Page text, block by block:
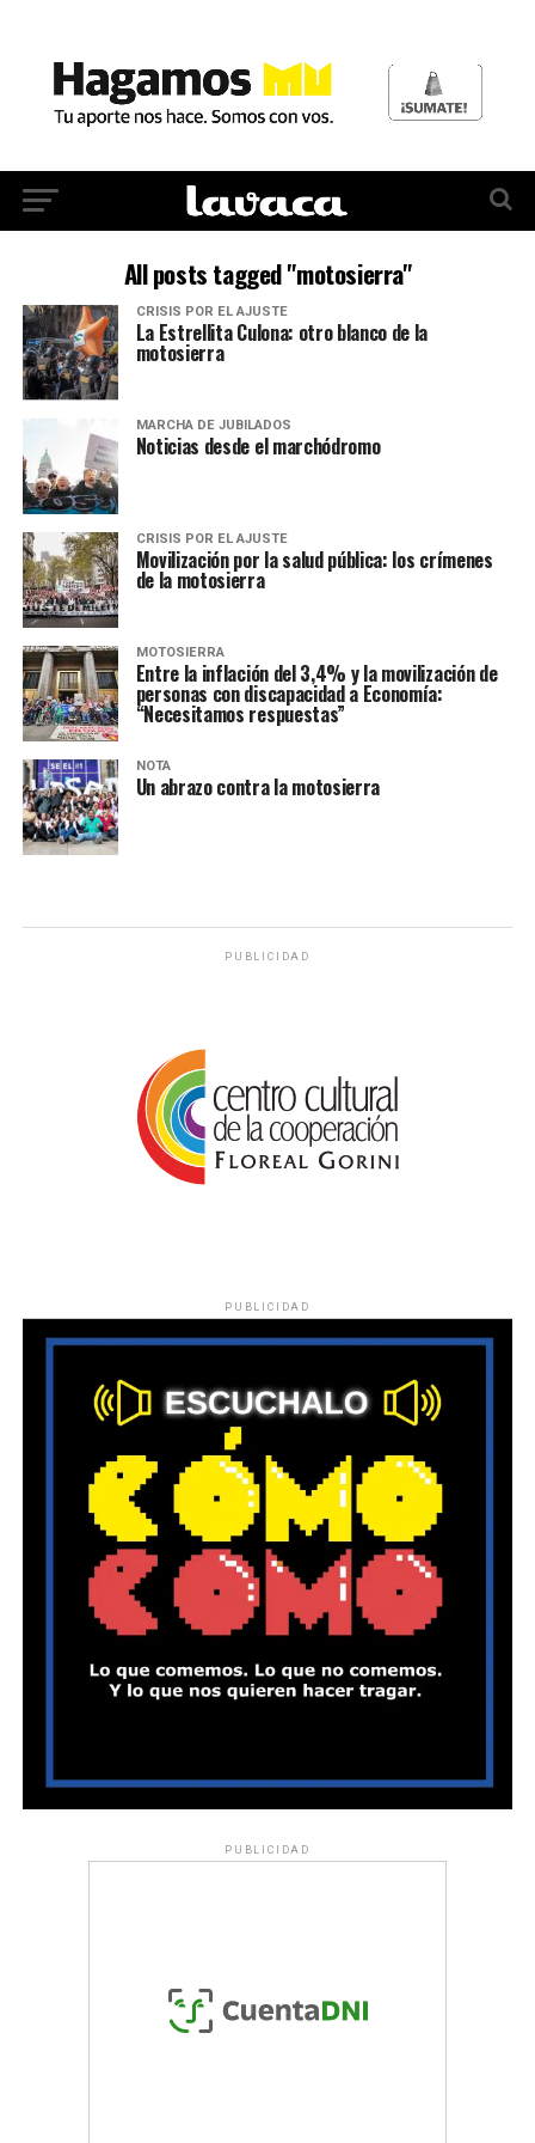
All posts tagged "motosierra"
CRISIS POR EL AJUSTE
La Estrellita Culona: otro blanco de la
motosierra
MARCHA DE JUBILADOS
Noticias desde el marchódromo
CRISIS POR EL AJUSTE
Movilización por la salud pública: los crímenes
de la motosierra
MOTOSIERRA
Entre la inflación del 3,4% y la movilización de
personas con discapacidad a Economía:
“Necesitamos respuestas”
NOTA
Un abrazo contra la motosierra
PUBLICIDAD
PUBLICIDAD
PUBLICIDAD